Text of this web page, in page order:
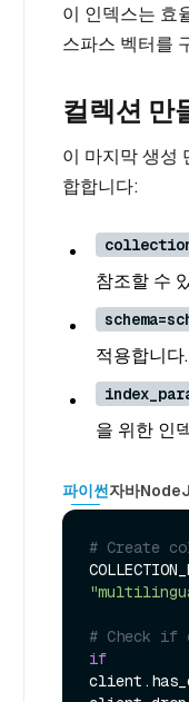
이 인덱스는 효
스파스 벡터를
컬렉션 만
이 마지막 생성
합합니다:
참조할 수
적용합니다.
을 위한 인
파이썬자바
# Create
# Check if
if